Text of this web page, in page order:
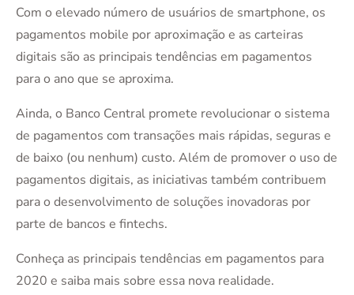
Com o elevado número de usuários de smartphone, os
pagamentos mobile por aproximação e as carteiras
digitais são as principais tendências em pagamentos
para o ano que se aproxima.
Ainda, o Banco Central promete revolucionar o sistema
de pagamentos com transações mais rápidas, seguras e
de baixo (ou nenhum) custo. Além de promover o uso de
pagamentos digitais, as iniciativas também contribuem
para o desenvolvimento de soluções inovadoras por
parte de bancos e fintechs.
Conheça as principais tendências em pagamentos para
2020 e saiba mais sobre essa nova realidade.